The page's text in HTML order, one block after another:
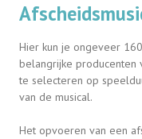
Hier kun je ongeveer
belangrijke producenten
te selecteren op
van de musical.
Het opvoeren van een